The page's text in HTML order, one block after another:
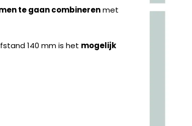
te gaan combinerenmet
140 mm is het mogelijk